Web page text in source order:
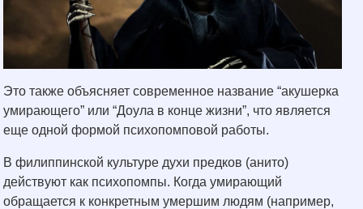
Это также объясняет современное название “акушерка
умирающего” или “Доула в конце жизни”, что является
еще одной формой психопомповой работы.
В филиппинской культуре духи предков (анито)
действуют как психопомпы. Когда умирающий
обращается к конкретным умершим людям (например,